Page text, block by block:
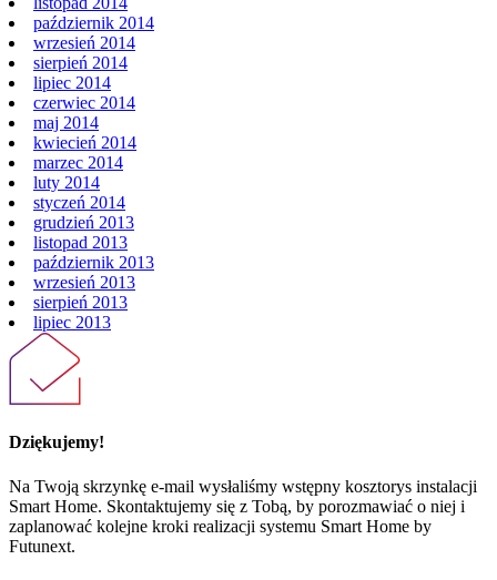
listopad 2014
październik 2014
wrzesień 2014
sierpień 2014
lipiec 2014
czerwiec 2014
maj 2014
kwiecień 2014
marzec 2014
luty 2014
styczeń 2014
grudzień 2013
listopad 2013
październik 2013
wrzesień 2013
sierpień 2013
lipiec 2013
Na Twoją skrzynkę e-mail wysłaliśmy wstępny kosztorys instalacji
Smart Home. Skontaktujemy się z Tobą, by porozmawiać o niej i
zaplanować kolejne kroki realizacji systemu Smart Home by